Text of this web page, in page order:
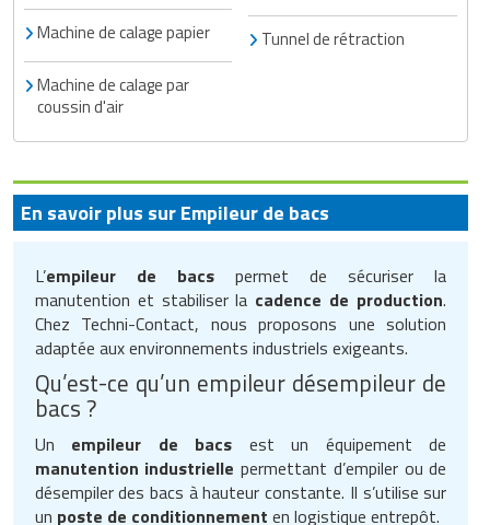
Machine de calage papier
Machine de calage par
coussin d'air
Tunnel de rétraction
En savoir plus sur Empileur de bacs
L’empileur de bacspermet de sécuriser la
manutention et stabiliser la cadence de production.
Chez Techni-Contact, nous proposons une solution
adaptée aux environnements industriels exigeants.
Qu’est-ce qu’un empileur désempileur de
bacs ?
Un empileur de bacs est un équipement de
manutention industrielle permettant d’empiler ou de
désempiler des bacs à hauteur constante. Il s’utilise sur
un poste de conditionnement en logistique entrepôt.